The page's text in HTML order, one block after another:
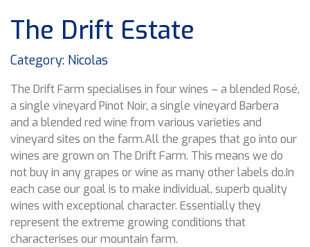
The Drift Estate
Category: Nicolas
The Drift Farm specialises in four wines – a blended Rosé,
a single vineyard Pinot Noir, a single vineyard Barbera
and a blended red wine from various varieties and
vineyard sites on the farm.All the grapes that go into our
wines are grown on The Drift Farm. This means we do
not buy in any grapes or wine as many other labels do.In
each case our goal is to make individual, superb quality
wines with exceptional character. Essentially they
represent the extreme growing conditions that
characterises our mountain farm.